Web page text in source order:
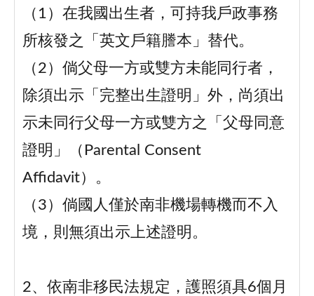
（1）在我國出生者，可持我戶政事務
所核發之「英文戶籍謄本」替代。
（2）倘父母一方或雙方未能同行者，
除須出示「完整出生證明」外，尚須出
示未同行父母一方或雙方之「父母同意
證明」（Parental Consent
Affidavit）。
（3）倘國人僅於南非機場轉機而不入
境，則無須出示上述證明。
2、依南非移民法規定，護照須具6個月